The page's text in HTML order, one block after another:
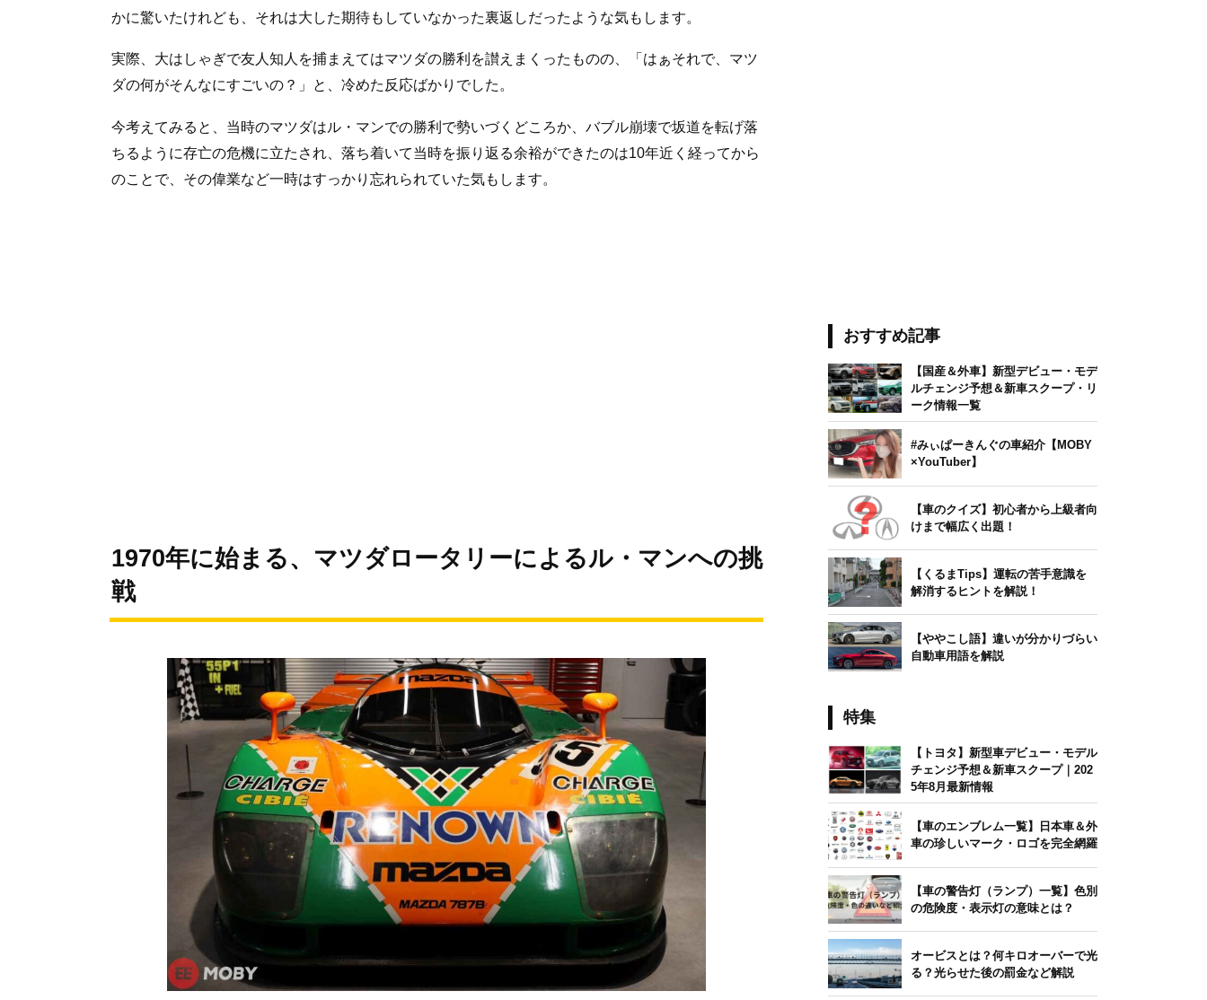
かに驚いたけれども、それは大した期待もしていなかった裏返しだったような気もします。
実際、大はしゃぎで友人知人を捕まえてはマツダの勝利を讃えまくったものの、「はぁそれで、マツ
ダの何がそんなにすごいの？」と、冷めた反応ばかりでした。
今考えてみると、当時のマツダはル・マンでの勝利で勢いづくどころか、バブル崩壊で坂道を転げ落
ちるように存亡の危機に立たされ、落ち着いて当時を振り返る余裕ができたのは10年近く経ってから
のことで、その偉業など一時はすっかり忘れられていた気もします。
1970年に始まる、マツダロータリーによるル・マンへの挑
戦
おすすめ記事
【国産＆外車】新型デビュー・モデ
ルチェンジ予想＆新車スクープ・リ
ーク情報一覧
#みぃぱーきんぐの車紹介【MOBY
×YouTuber】
【車のクイズ】初心者から上級者向
けまで幅広く出題！
【くるまTips】運転の苦手意識を
解消するヒントを解説！
【ややこし語】違いが分かりづらい
自動車用語を解説
特集
【トヨタ】新型車デビュー・モデル
チェンジ予想＆新車スクープ｜202
5年8月最新情報
【車のエンブレム一覧】日本車＆外
車の珍しいマーク・ロゴを完全網羅
【車の警告灯（ランプ）一覧】色別
の危険度・表示灯の意味とは？
オービスとは？何キロオーバーで光
る？光らせた後の罰金など解説